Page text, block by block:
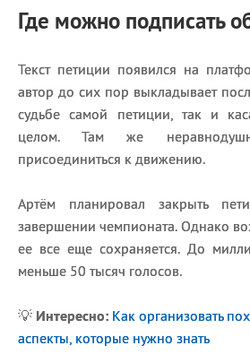
Где можно подписать
Текст петиции появился на
автор до сих пор выкладывает
судьбе самой петиции, так и
целом. Там же
присоединиться к движению.
Артём планировал закрыть
завершении чемпионата. Однако
ее все еще сохраняется. До
меньше 50 тысяч голосов.
💡 Интересно: Как организовать
аспекты, которые нужно знать